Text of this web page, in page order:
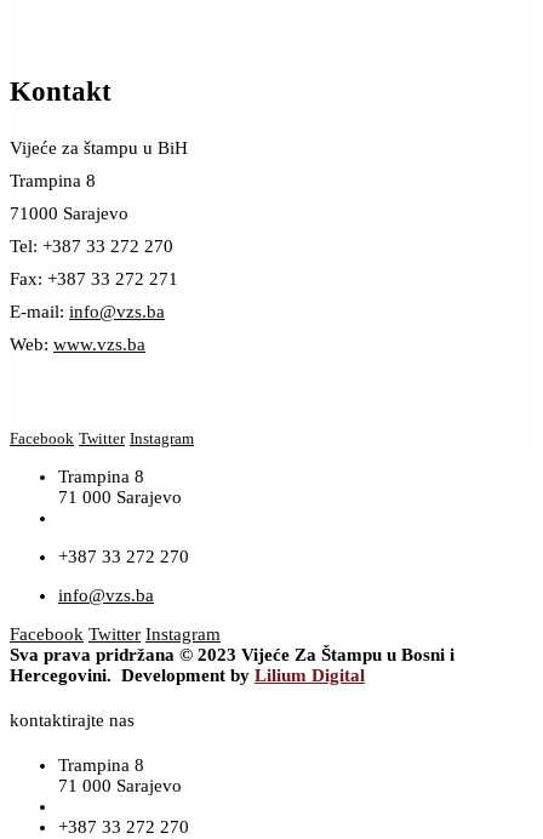
Kontakt
Vijeće za štampu u BiH
Trampina 8
71000 Sarajevo
Tel: +387 33 272 270
Fax: +387 33 272 271
E-mail: info@vzs.ba
Web: www.vzs.ba
Facebook Twitter Instagram
Trampina 8
71 000 Sarajevo
+387 33 272 270
info@vzs.ba
Facebook Twitter Instagram
Sva prava pridržana © 2023 Vijeće Za Štampu u Bosni i
Hercegovini. Development by Lilium Digital
kontaktirajte nas
Trampina 8
71 000 Sarajevo
+387 33 272 270